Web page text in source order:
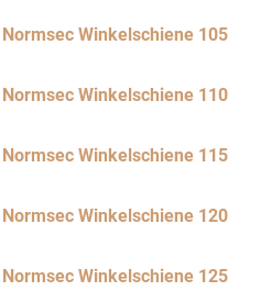
Normsec Winkelschiene 105
Normsec Winkelschiene 110
Normsec Winkelschiene 115
Normsec Winkelschiene 120
Normsec Winkelschiene 125